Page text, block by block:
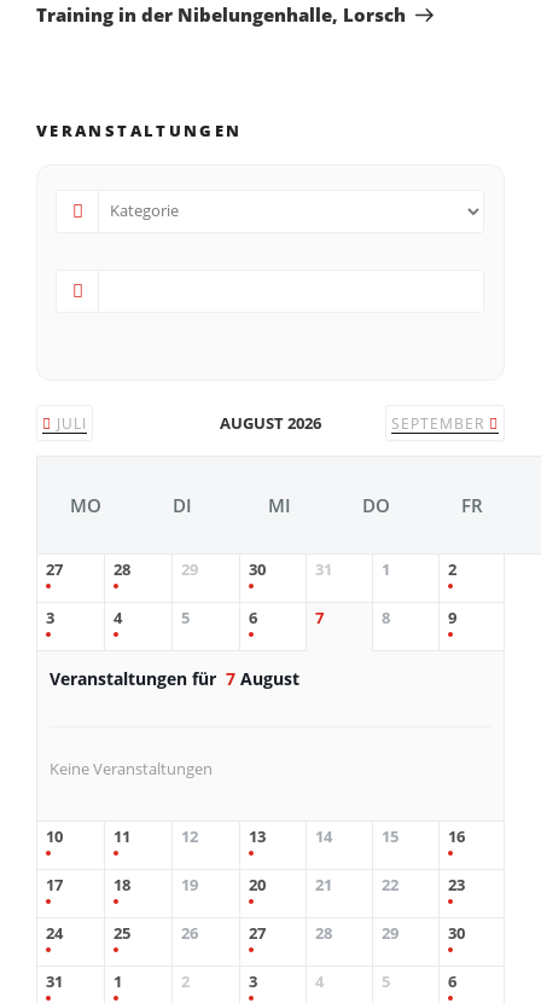
Training in der Nibelungenhalle, Lorsch
VERANSTALTUNGEN
JULI AUGUST 2026 SEPTEMBER
MO DI MI DO FR
27 28 29 30 31 1 2
3 4 5 6 7 8 9
Veranstaltungen für 7 August
Keine Veranstaltungen
10 11 12 13 14 15 16
17 18 19 20 21 22 23
24 25 26 27 28 29 30
31 1 2 3 4 5 6